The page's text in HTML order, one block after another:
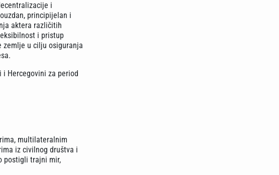
i
principijelan i
aktera različitih
i pristup
zemlje u cilju osiguranja
i Hercegovini za period
multilateralnim
iz civilnog društva i
postigli trajni mir,